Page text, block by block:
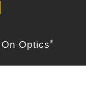
Optics ®